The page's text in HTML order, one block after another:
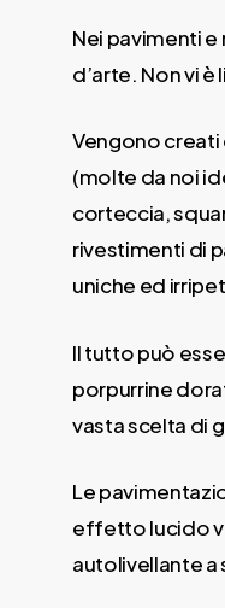
Nei pavimenti
d’arte. Non vi
Vengono creati
(molte da noi
corteccia,
rivestimenti di
uniche ed
Il tutto può
porpurrine
vasta scelta di
Le
effetto lucido
autolivellante a